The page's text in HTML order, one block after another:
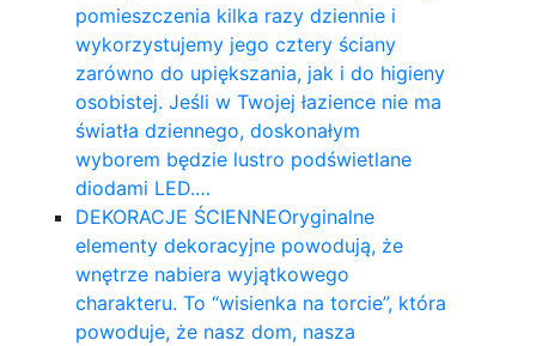
pomieszczenia kilka razy dziennie i
wykorzystujemy jego cztery ściany
zarówno do upiększania, jak i do higieny
osobistej. Jeśli w Twojej łazience nie ma
światła dziennego, doskonałym
wyborem będzie lustro podświetlane
diodami LED.…
DEKORACJE ŚCIENNEOryginalne
elementy dekoracyjne powodują, że
wnętrze nabiera wyjątkowego
charakteru. To “wisienka na torcie”, która
powoduje, że nasz dom, nasza